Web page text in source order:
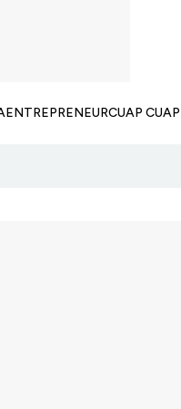
ENTREPRENEURCUAP